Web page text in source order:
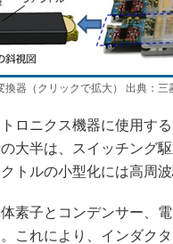
換器（クリックで拡大） 出典：三
ロニクス機器に使用す
大半は、スイッチング
トルの小型化には高周波
素子とコンデンサー、
これにより、インダク